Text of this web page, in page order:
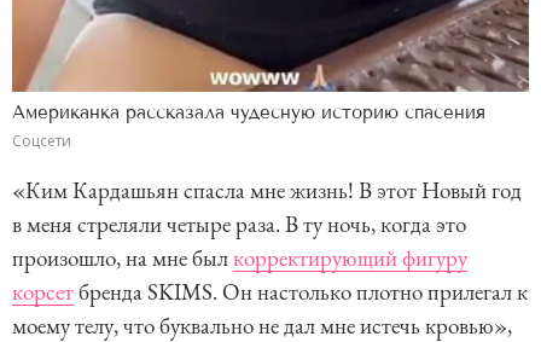
Американка рассказала чудесную историю спасения
Соцсети
«Ким Кардашьян спасла мне жизнь! В этот Новый год
в меня стреляли четыре раза. В ту ночь, когда это
произошло, на мне былкорректирующий фигуру
корсетбренда SKIMS. Он настолько плотно прилегал к
моему телу, что буквально не дал мне истечь кровью»,